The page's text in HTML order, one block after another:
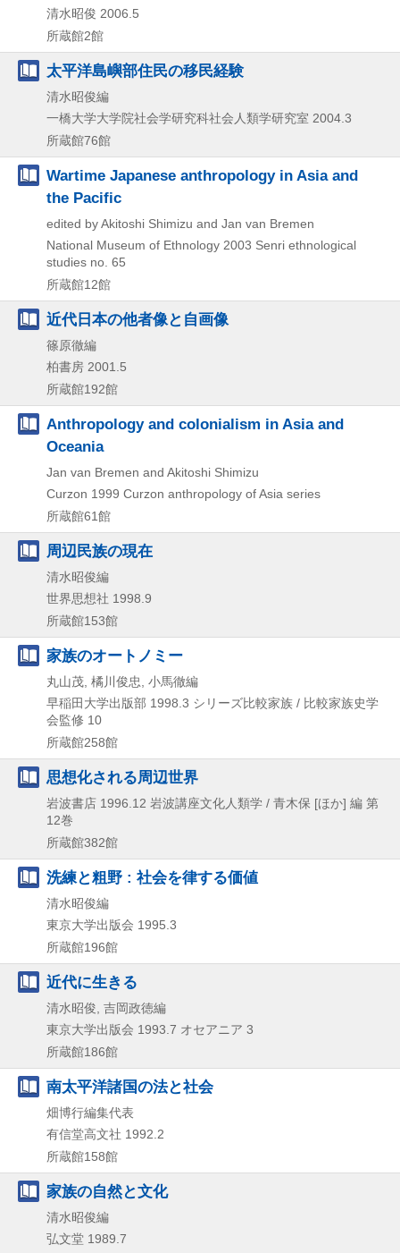
清水昭俊 2006.5
所蔵館2館
太平洋島嶼部住民の移民経験
清水昭俊編
一橋大学大学院社会学研究科社会人類学研究室 2004.3
所蔵館76館
Wartime Japanese anthropology in Asia and
the Pacific
edited by Akitoshi Shimizu and Jan van Bremen
National Museum of Ethnology 2003 Senri ethnological
studies no. 65
所蔵館12館
近代日本の他者像と自画像
篠原徹編
柏書房 2001.5
所蔵館192館
Anthropology and colonialism in Asia and
Oceania
Jan van Bremen and Akitoshi Shimizu
Curzon 1999 Curzon anthropology of Asia series
所蔵館61館
周辺民族の現在
清水昭俊編
世界思想社 1998.9
所蔵館153館
家族のオートノミー
丸山茂, 橘川俊忠, 小馬徹編
早稲田大学出版部 1998.3 シリーズ比較家族 / 比較家族史学
会監修 10
所蔵館258館
思想化される周辺世界
岩波書店 1996.12 岩波講座文化人類学 / 青木保 [ほか] 編 第
12巻
所蔵館382館
洗練と粗野 : 社会を律する価値
清水昭俊編
東京大学出版会 1995.3
所蔵館196館
近代に生きる
清水昭俊, 吉岡政徳編
東京大学出版会 1993.7 オセアニア 3
所蔵館186館
南太平洋諸国の法と社会
畑博行編集代表
有信堂高文社 1992.2
所蔵館158館
家族の自然と文化
清水昭俊編
弘文堂 1989.7